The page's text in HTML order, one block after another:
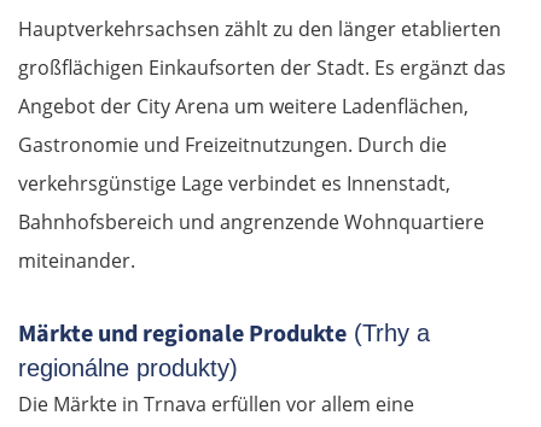
Hauptverkehrsachsen zählt zu den länger etablierten
großflächigen Einkaufsorten der Stadt. Es ergänzt das
Angebot der City Arena um weitere Ladenflächen,
Gastronomie und Freizeitnutzungen. Durch die
verkehrsgünstige Lage verbindet es Innenstadt,
Bahnhofsbereich und angrenzende Wohnquartiere
miteinander.
Märkte und regionale Produkte (Trhy a
regionálne produkty)
Die Märkte in Trnava erfüllen vor allem eine